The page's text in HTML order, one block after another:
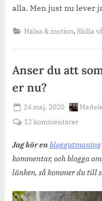
alla. Men just nu lever
Hälsa & motion, Skilla
Anser du att
er nu?
Posted
on
24 maj, 2020 By
12 kommentarertill
du
att
till
Jag kör enbloggutmaning
kommentar, och blogga
länken, så kommer du till